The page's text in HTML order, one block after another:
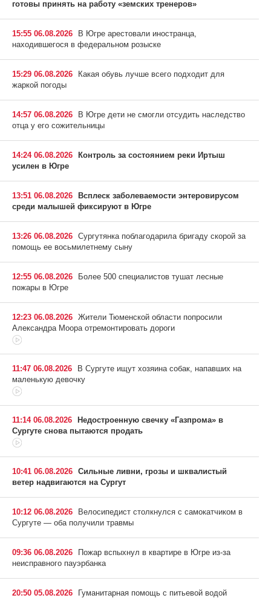
готовы принять на работу «земских тренеров»
15:55 06.08.2026
В Югре арестовали иностранца,
находившегося в федеральном розыске
15:29 06.08.2026
Какая обувь лучше всего подходит для
жаркой погоды
14:57 06.08.2026
В Югре дети не смогли отсудить наследство
отца у его сожительницы
14:24 06.08.2026 Контроль за состоянием реки Иртыш
усилен в Югре
13:51 06.08.2026 Всплеск заболеваемости энтеровирусом
среди малышей фиксируют в Югре
13:26 06.08.2026 Сургутянка поблагодарила бригаду скорой за
помощь ее восьмилетнему сыну
12:55 06.08.2026
Более 500 специалистов тушат лесные
пожары в Югре
12:23 06.08.2026 Жители Тюменской области попросили
Александра Моора отремонтировать дороги
11:47 06.08.2026
В Сургуте ищут хозяина собак, напавших на
маленькую девочку
11:14 06.08.2026 Недостроенную свечку «Газпрома» в
Сургуте снова пытаются продать
10:41 06.08.2026 Сильные ливни, грозы и шквалистый
ветер надвигаются на Сургут
10:12 06.08.2026
Велосипедист столкнулся с самокатчиком в
Сургуте — оба получили травмы
09:36 06.08.2026
Пожар вспыхнул в квартире в Югре из-за
неисправного пауэрбанка
20:50 05.08.2026
Гуманитарная помощь с питьевой водой